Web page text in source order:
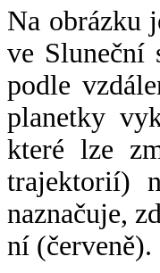
Na obrázku
ve Sluneční
podle
planetky
které lze
trajektorií)
naznačuje,
ní (červeně).